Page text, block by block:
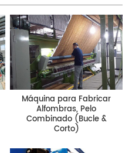
Máquina para Fabricar
Alfombras, Pelo
Combinado (Bucle &
Corto)